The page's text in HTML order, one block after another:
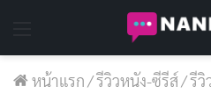
หน้าแรก/รีวิวหนัง-ซีรีส์/รีวิ